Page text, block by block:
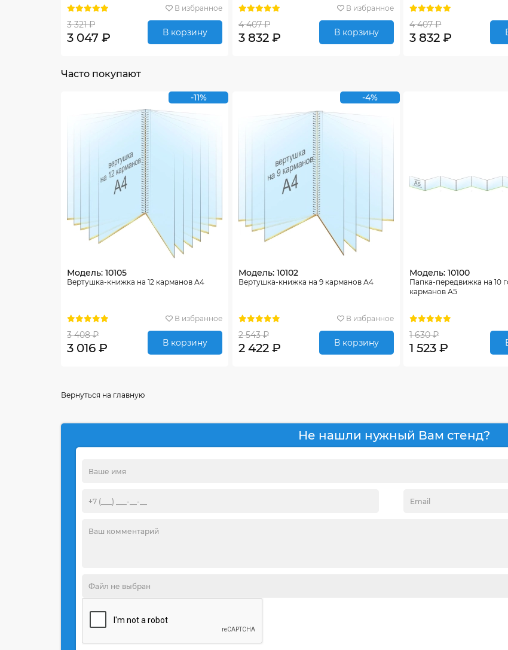
В избранное
3 321 ₽
3 047 ₽ В корзину
В избранное
4 407 ₽
3 832 ₽ В корзину
4 407 ₽
3 832 ₽
Часто покупают
-11%
Модель: 10105
Вертушка-книжка на 12 карманов А4
В избранное
3 408 ₽
3 016 ₽ В корзину
-4%
Модель: 10102
Вертушка-книжка на 9 карманов А4
В избранное
2 543 ₽
2 422 ₽ В корзину
Модель: 10100
Папка-передвижка на 10
карманов А5
1 630 ₽
1 523 ₽
Вернуться на главную
Не нашли нужный Вам стенд?